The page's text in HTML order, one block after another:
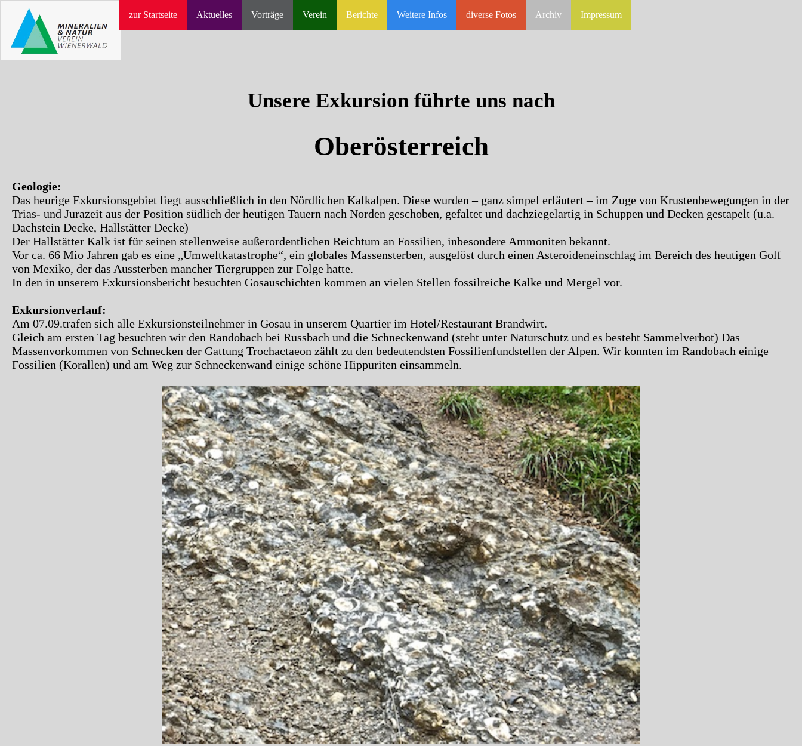
zur Startseite Aktuelles Vorträge Verein Berichte Weitere Infos diverse Fotos Archiv Impressum
Unsere Exkursion führte uns nach
Oberösterreich
Geologie:
Das heurige Exkursionsgebiet liegt ausschließlich in den Nördlichen Kalkalpen. Diese wurden – ganz simpel erläutert – im Zuge von Krustenbewegungen in der
Trias- und Jurazeit aus der Position südlich der heutigen Tauern nach Norden geschoben, gefaltet und dachziegelartig in Schuppen und Decken gestapelt (u.a.
Dachstein Decke, Hallstätter Decke)
Der Hallstätter Kalk ist für seinen stellenweise außerordentlichen Reichtum an Fossilien, inbesondere Ammoniten bekannt.
Vor ca. 66 Mio Jahren gab es eine „Umweltkatastrophe“, ein globales Massensterben, ausgelöst durch einen Asteroideneinschlag im Bereich des heutigen Golf
von Mexiko, der das Aussterben mancher Tiergruppen zur Folge hatte.
In den in unserem Exkursionsbericht besuchten Gosauschichten kommen an vielen Stellen fossilreiche Kalke und Mergel vor.
Exkursionverlauf:
Am 07.09.trafen sich alle Exkursionsteilnehmer in Gosau in unserem Quartier im Hotel/Restaurant Brandwirt.
Gleich am ersten Tag besuchten wir den Randobach bei Russbach und die Schneckenwand (steht unter Naturschutz und es besteht Sammelverbot) Das
Massenvorkommen von Schnecken der Gattung Trochactaeon zählt zu den bedeutendsten Fossilienfundstellen der Alpen. Wir konnten im Randobach einige
Fossilien (Korallen) und am Weg zur Schneckenwand einige schöne Hippuriten einsammeln.